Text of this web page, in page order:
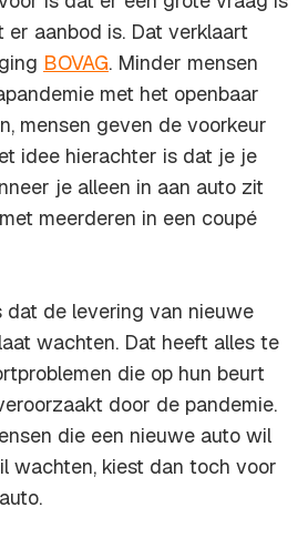
er aanbod is. Dat verklaart
BOVAG. Minder mensen
met het openbaar
mensen geven de voorkeur
idee hierachter is dat je je
je alleen in aan auto zit
meerderen in een coupé
dat de levering van nieuwe
wachten. Dat heeft alles te
die op hun beurt
door de pandemie.
die een nieuwe auto wil
wachten, kiest dan toch voor